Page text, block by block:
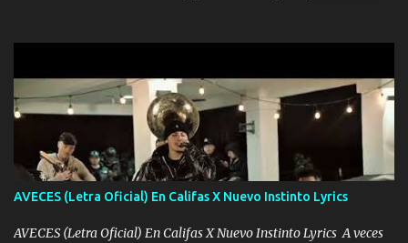
solo yo tendre el candado 🔒 del amor ❤️ Música Mil y un besos
para dar ya estando en tu ciudad no habrá quien lo detenga si las
copas van de más vayamos a un lugar y cerremos las puertas
Entre alcohol y besos se va incrementado el Fuego en esa
habitación ya no mires más el reloj Única por donde vas me curas
tú mi mal moviendo tu silueta no hay otra que te sea igual te ves
tan especial por eso es que me tientas Aquí estoy no dejaré que se
te acerque nadie porque solo yo tendre el candado 🔒 del a...
AVECES (Letra Oficial) En Califas X Nuevo Instinto Lyrics
AVECES (Letra Oficial) En Califas X Nuevo Instinto Lyrics A veces